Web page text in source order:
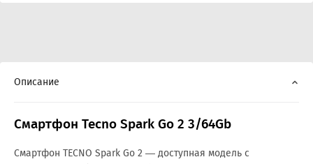
Описание
Смартфон Tecno Spark Go 2 3/64Gb
Смартфон TECNO Spark Go 2 — доступная модель с